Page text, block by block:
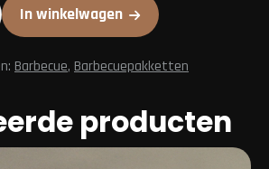
In winkelwagen
Barbecue, Barbecuepakketten
producten